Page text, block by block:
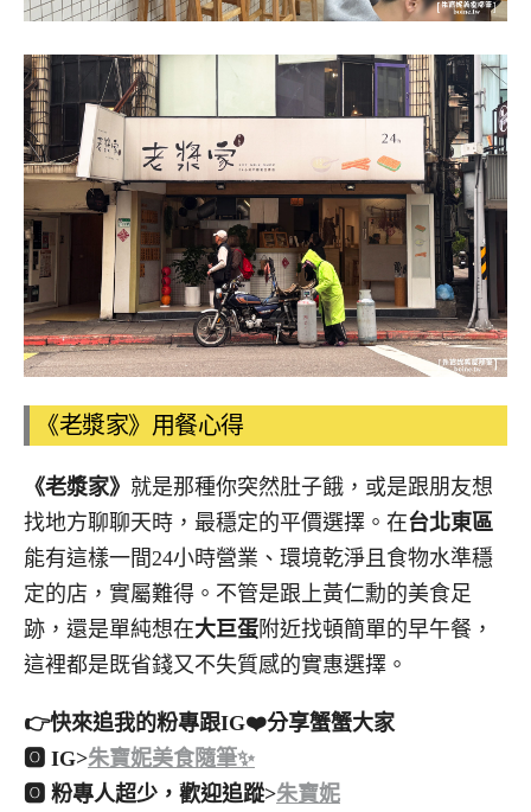
《老漿家》用餐心得
《老漿家》 就是那種你突然肚子餓，或是跟朋友想
找地方聊聊天時，最穩定的平價選擇。在台北東區
能有這樣一間24小時營業、環境乾淨且食物水準穩
定的店，實屬難得。不管是跟上黃仁勳的美食足
跡，還是單純想在大巨蛋附近找頓簡單的早午餐，
這裡都是既省錢又不失質感的實惠選擇。
👉快來追我的粉專跟IG❤️分享蟹蟹大家
🅾 IG>朱寶妮美食隨筆✨
🅾 粉專人超少，歡迎追蹤>朱寶妮